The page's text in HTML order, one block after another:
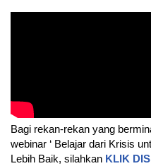
Bagi rekan-rekan yang
webinar ‘ Belajar dari Krisis
Lebih Baik, silahkan KLIK